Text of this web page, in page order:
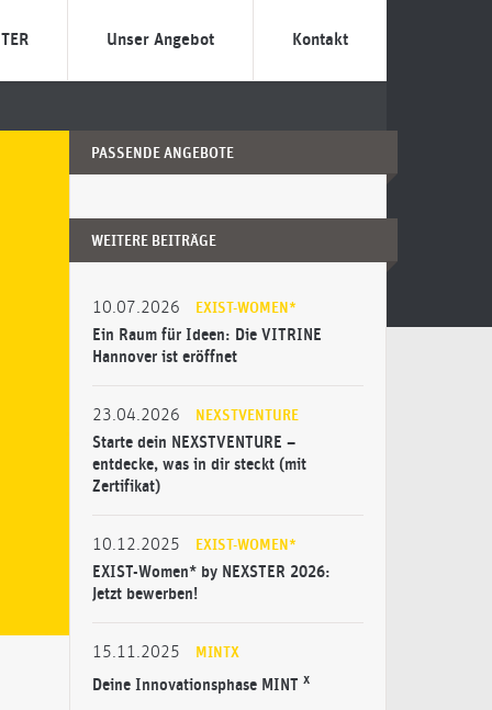
Unser Angebot
Entrepreneurship-Literatur
Veranstaltungen
Kontakt
PASSENDE ANGEBOTE
WEITERE BEITRÄGE
10.07.2026 EXIST-WOMEN*
Ein Raum für Ideen: Die VITRINE
Hannover ist eröffnet
23.04.2026 NEXSTVENTURE
Starte dein NEXSTVENTURE –
entdecke, was in dir steckt (mit
Zertifikat)
10.12.2025 EXIST-WOMEN*
EXIST-Women* by NEXSTER 2026:
Jetzt bewerben!
15.11.2025 MINTX
Deine Innovationsphase MINT x